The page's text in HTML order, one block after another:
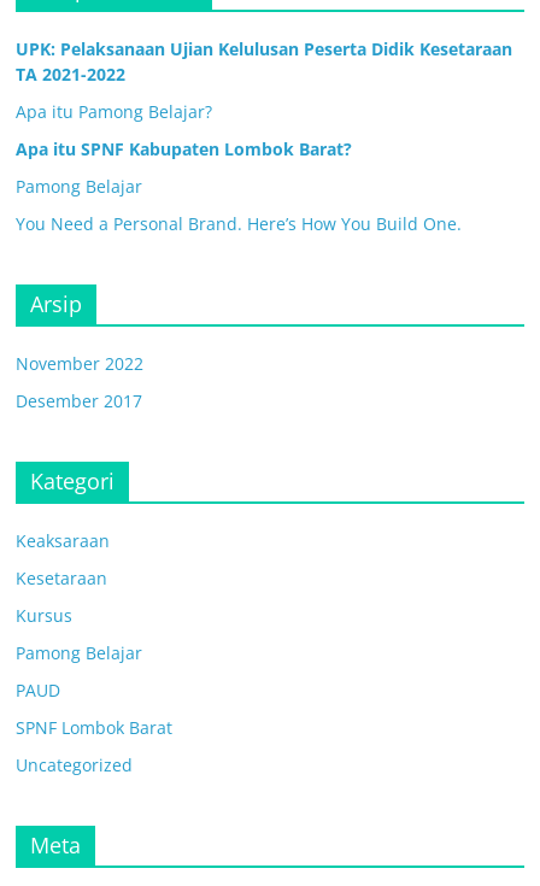
UPK: Pelaksanaan Ujian Kelulusan Peserta Didik Kesetaraan
TA 2021-2022
Apa itu Pamong Belajar?
Apa itu SPNF Kabupaten Lombok Barat?
Pamong Belajar
You Need a Personal Brand. Here’s How You Build One.
Arsip
November 2022
Desember 2017
Kategori
Keaksaraan
Kesetaraan
Kursus
Pamong Belajar
PAUD
SPNF Lombok Barat
Uncategorized
Meta